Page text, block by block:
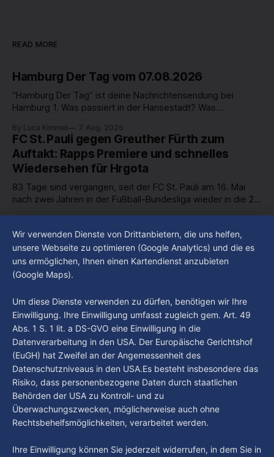
READ MORE
Hamburg Der Tag vom 07.08.2026
“Hamburg Der Tag” ist deine Nachrichtensendung bei
Hamburg 1. Was passiert in der Hansestadt? Was
in unserer Stadt an? Fragen, die von Montag bis Freitag LIVE
um 18 Uhr beantwortet werden - auf YouTube und im TV.
By Luca Kimmel 7. Aug. 2026
FC St. Pauli gegen Greuther Fürth zum
Auftakt: Rapps Premiere und schnelles
Wiedersehen für Hrgota
83 Tage sind vergangen, seit der FC St. Pauli am 16. Mai
nach zwei Jahren in der Fußball-Bundesliga wieder in die 2.
haben den Kiezclub verlassen. Dafür kamen in den letzten
Wochen einige
Im Gespräch mit Christian Pothe - Heute zu
Gast: Götz Tintelnot
By Luca Kimmel 6. Aug. 2026
Nissi's Kunstwelt - Folge 18
By Luca Kimmel 6. Aug. 2026
Wir verwenden Dienste von Drittanbietern, die uns helfen,
unsere Webseite zu optimieren (Google Analytics) und die es
uns ermöglichen, Ihnen einen Kartendienst anzubieten
(Google Maps).
Um diese Dienste verwenden zu dürfen, benötigen wir Ihre
Einwilligung. Ihre Einwilligung umfasst zugleich gem. Art. 49
Abs. 1 S. 1 lit. a DS-GVO eine Einwilligung in die
Datenverarbeitung in den USA. Der Europäische Gerichtshof
(EuGH) hat Zweifel an der Angemessenheit des
Datenschutzniveaus in den USA.Es besteht insbesondere das
Risiko, dass personenbezogene Daten durch staatlichen
Behörden der USA zu Kontroll- und zu
Überwachungszwecken, möglicherweise auch ohne
Rechtsbehelfsmöglichkeiten, verarbeitet werden.
Ihre Einwilligung können Sie jederzeit widerrufen, in dem Sie in